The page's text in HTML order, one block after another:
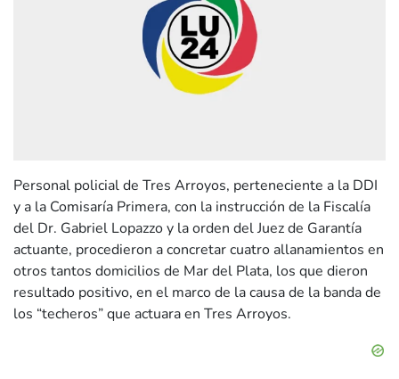
Personal policial de Tres Arroyos, perteneciente a la DDI
y a la Comisaría Primera, con la instrucción de la Fiscalía
del Dr. Gabriel Lopazzo y la orden del Juez de Garantía
actuante, procedieron a concretar cuatro allanamientos en
otros tantos domicilios de Mar del Plata, los que dieron
resultado positivo, en el marco de la causa de la banda de
los “techeros” que actuara en Tres Arroyos.